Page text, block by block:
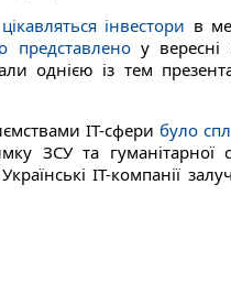
цікавляться інвестори в
представленоу вересні
однією із тем
IT-сферибуло
ЗСУ та гуманітарної
ІТ-компанії